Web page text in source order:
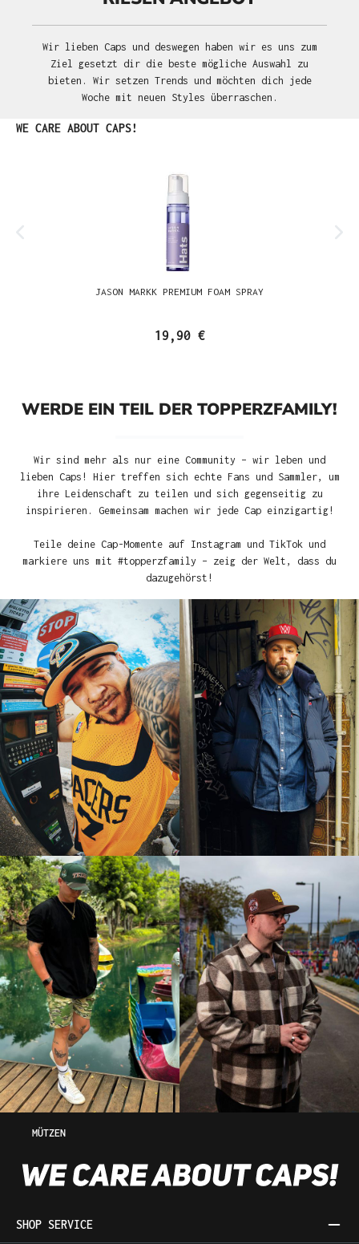
Wir lieben Caps und deswegen haben wir es uns zum
Ziel gesetzt dir die beste mögliche Auswahl zu
bieten. Wir setzen Trends und möchten dich jede
Woche mit neuen Styles überraschen.
Produktgalerie überspringen
WE CARE ABOUT CAPS!
JASON MARKK PREMIUM FOAM SPRAY
19,90 €
WERDE EIN TEIL DER TOPPERZFAMILY!
Wir sind mehr als nur eine Community – wir leben und
lieben Caps! Hier treffen sich echte Fans und Sammler, um
ihre Leidenschaft zu teilen und sich gegenseitig zu
inspirieren. Gemeinsam machen wir jede Cap einzigartig!
Teile deine Cap-Momente auf Instagram und TikTok und
markiere uns mit #topperzfamily – zeig der Welt, dass du
dazugehörst!
MÜTZEN
SHOP SERVICE